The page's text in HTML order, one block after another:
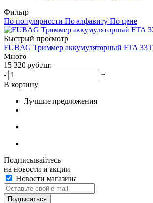
Фильтр
По популярности По алфавиту По цене
Быстрый просмотр
FUBAG Триммер аккумуляторный FTA 33T
Много
15 320 руб./шт
-
+
В корзину
Лучшие предложения
Подписывайтесь
на новости и акции
Новости магазина